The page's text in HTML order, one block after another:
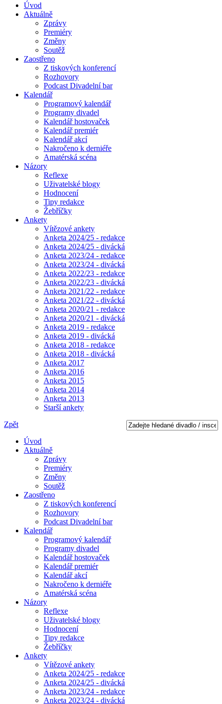
Úvod
Aktuálně
Zprávy
Premiéry
Změny
Soutěž
Zaostřeno
Z tiskových konferencí
Rozhovory
Podcast Divadelní bar
Kalendář
Programový kalendář
Programy divadel
Kalendář hostovaček
Kalendář premiér
Kalendář akcí
Nakročeno k derniéře
Amatérská scéna
Názory
Reflexe
Uživatelské blogy
Hodnocení
Tipy redakce
Žebříčky
Ankety
Vítězové ankety
Anketa 2024/25 - redakce
Anketa 2024/25 - divácká
Anketa 2023/24 - redakce
Anketa 2023/24 - divácká
Anketa 2022/23 - redakce
Anketa 2022/23 - divácká
Anketa 2021/22 - redakce
Anketa 2021/22 - divácká
Anketa 2020/21 - redakce
Anketa 2020/21 - divácká
Anketa 2019 - redakce
Anketa 2019 - divácká
Anketa 2018 - redakce
Anketa 2018 - divácká
Anketa 2017
Anketa 2016
Anketa 2015
Anketa 2014
Anketa 2013
Starší ankety
Zpět
Úvod
Aktuálně
Zprávy
Premiéry
Změny
Soutěž
Zaostřeno
Z tiskových konferencí
Rozhovory
Podcast Divadelní bar
Kalendář
Programový kalendář
Programy divadel
Kalendář hostovaček
Kalendář premiér
Kalendář akcí
Nakročeno k derniéře
Amatérská scéna
Názory
Reflexe
Uživatelské blogy
Hodnocení
Tipy redakce
Žebříčky
Ankety
Vítězové ankety
Anketa 2024/25 - redakce
Anketa 2024/25 - divácká
Anketa 2023/24 - redakce
Anketa 2023/24 - divácká